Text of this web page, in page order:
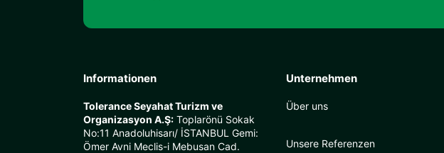
Informationen
Tolerance Seyahat Turizm ve
Organizasyon A.Ş: Toplarönü Sokak
No:11 Anadoluhisarı/ İSTANBUL Gemi:
Ömer Avni Meclis-i Mebusan Cad.
Unternehmen
Über uns
Unsere Referenzen